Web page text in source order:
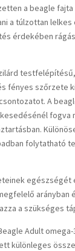
a beagle fajta
a túlzottan
érdekében
fényes szőrzete
A
fogva
folytatható
egészségét
arányban
a szükséges
Adult
különleges